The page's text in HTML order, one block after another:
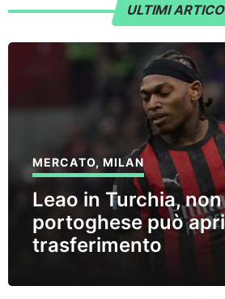
ULTIMI
MERCATO,MILAN
Leao in Turchia,
portoghese può
trasferimento